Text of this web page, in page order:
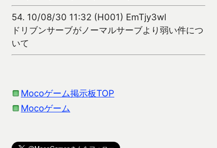
54. 10/08/30 11:32 (H001) EmTjy3wl
ドリブンサーブがノーマルサーブより弱い件につ
いて
Mocoゲーム掲示板TOP
Mocoゲーム